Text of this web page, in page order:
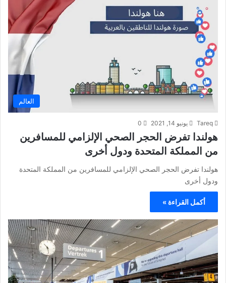
العالم
Tareq يونيو 14, 2021 0
هولندا تفرض الحجر الصحي الإلزامي للمسافرين
من المملكة المتحدة ودول أخرى
هولندا تفرض الحجر الصحي الإلزامي للمسافرين من المملكة المتحدة
ودول أخرى
أكمل القراءة »